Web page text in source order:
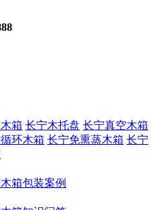
箱 长宁木托盘 长宁真空木箱
环木箱 长宁免熏蒸木箱 长宁
箱包装案例